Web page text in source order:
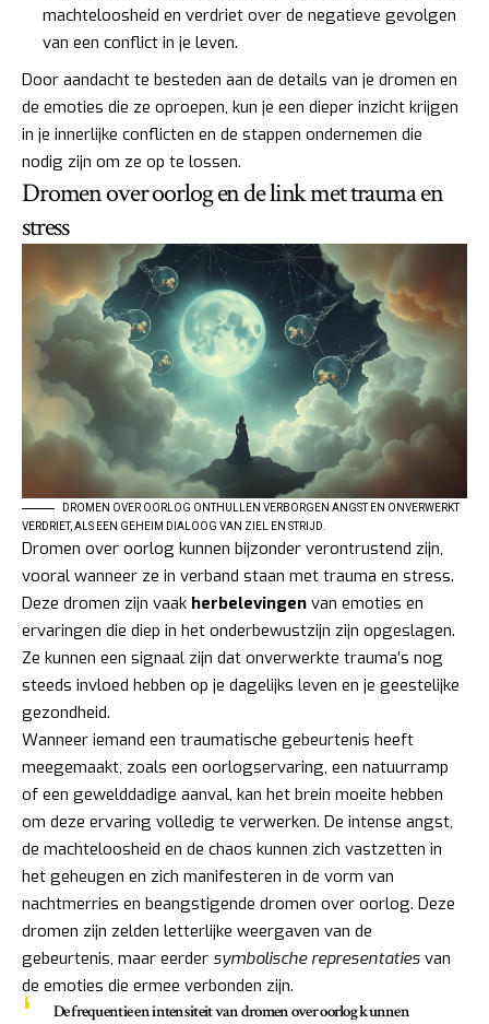
machteloosheid en verdriet over de negatieve gevolgen
van een conflict in je leven.
Door aandacht te besteden aan de details van je dromen en
de emoties die ze oproepen, kun je een dieper inzicht krijgen
in je innerlijke conflicten en de stappen ondernemen die
nodig zijn om ze op te lossen.
Dromen over oorlog en de link met trauma en
stress
DROMEN OVER OORLOG ONTHULLEN VERBORGEN ANGST EN ONVERWERKT
VERDRIET, ALS EEN GEHEIM DIALOOG VAN ZIEL EN STRIJD.
Dromen over oorlog kunnen bijzonder verontrustend zijn,
vooral wanneer ze in verband staan met trauma en stress.
Deze dromen zijn vaak herbelevingen van emoties en
ervaringen die diep in het onderbewustzijn zijn opgeslagen.
Ze kunnen een signaal zijn dat onverwerkte trauma’s nog
steeds invloed hebben op je dagelijks leven en je geestelijke
gezondheid.
Wanneer iemand een traumatische gebeurtenis heeft
meegemaakt, zoals een oorlogservaring, een natuurramp
of een gewelddadige aanval, kan het brein moeite hebben
om deze ervaring volledig te verwerken. De intense angst,
de machteloosheid en de chaos kunnen zich vastzetten in
het geheugen en zich manifesteren in de vorm van
nachtmerries en beangstigende dromen over oorlog. Deze
dromen zijn zelden letterlijke weergaven van de
gebeurtenis, maar eerder symbolische representaties van
de emoties die ermee verbonden zijn.
De frequentie en intensiteit van dromen over oorlog kunnen